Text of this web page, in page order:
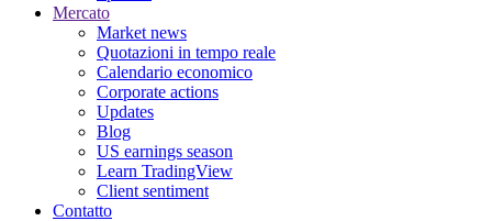
Mercato
Market news
Quotazioni in tempo reale
Calendario economico
Corporate actions
Updates
Blog
US earnings season
Learn TradingView
Client sentiment
Contatto